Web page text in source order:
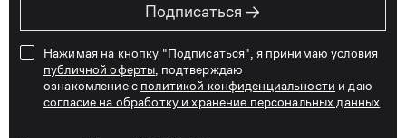
Подписаться →
Нажимая на кнопку "Подписаться", я принимаю условия
публичной оферты , подтверждаю
ознакомление с политикой конфиденциальности и даю
согласие на обработку и хранение персональных данных